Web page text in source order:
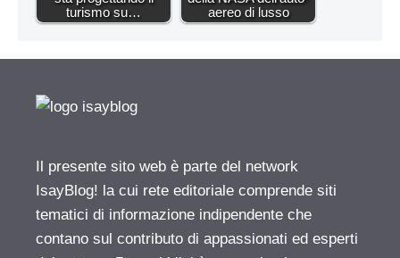
turismo su…
aereo di lusso
Il presente sito web è parte del network
IsayBlog! la cui rete editoriale comprende siti
tematici di informazione indipendente che
contano sul contributo di appassionati ed esperti